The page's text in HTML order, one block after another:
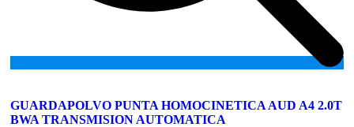
to
wishlist
GUARDAPOLVO PUNTA HOMOCINETICA AUD A4 2.0T
BWA TRANSMISION AUTOMATICA